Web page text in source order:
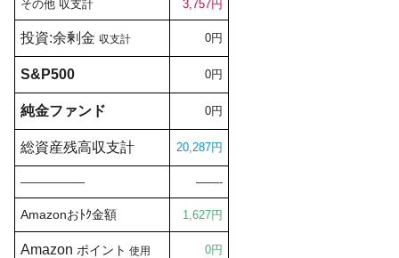
その他 収支計 3,757円
投資:余剰金 収支計 0円
S&P500 0円
純金ファンド 0円
総資産残高収支計 20,287円
—————– ——-
Amazonおﾄｸ金額 1,627円
Amazon ポイント 使用 0円